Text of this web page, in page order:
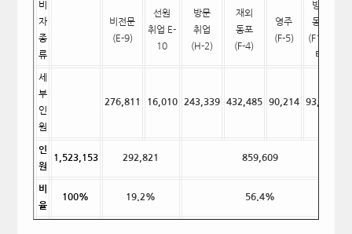
비
자
종
류
비전문
(E-9)
선원
취업 E-
10
방문
취업
(H-2)
재외
동포
(F-4)
영주
(F-5)
방문
동거
(F1,기
타)
세
부
인
원
276,811 16,010 243,339 432,485 90,214 93,571
인
원
1,523,153 292,821 859,609
비
율
100% 19.2% 56.4%